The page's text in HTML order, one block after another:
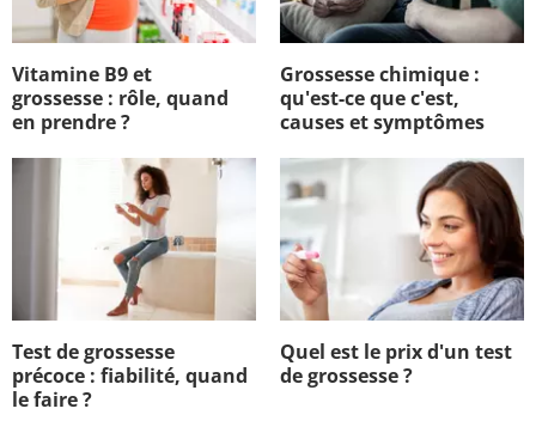
Vitamine B9 et
grossesse : rôle, quand
en prendre ?
Grossesse chimique :
qu'est-ce que c'est,
causes et symptômes
Test de grossesse
précoce : fiabilité, quand
le faire ?
Quel est le prix d'un test
de grossesse ?